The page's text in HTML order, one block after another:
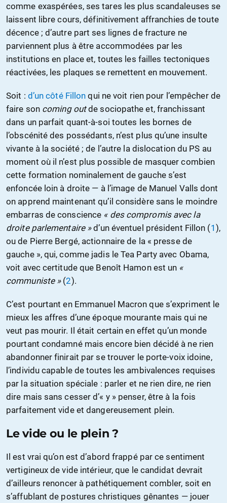
comme exaspérées, ses tares les plus scandaleuses se
laissent libre cours, définitivement affranchies de toute
décence ; d’autre part ses lignes de fracture ne
parviennent plus à être accommodées par les
institutions en place et, toutes les failles tectoniques
réactivées, les plaques se remettent en mouvement.
Soit : d’un côté Fillon qui ne voit rien pour l’empêcher de
faire son coming outde sociopathe et, franchissant
dans un parfait quant-à-soi toutes les bornes de
l’obscénité des possédants, n’est plus qu’une insulte
vivante à la société ; de l’autre la dislocation du PS au
moment où il n’est plus possible de masquer combien
cette formation nominalement de gauche s’est
enfoncée loin à droite — à l’image de Manuel Valls dont
on apprend maintenant qu’il considère sans le moindre
embarras de conscience « des compromis avec la
droite parlementaire »d’un éventuel président Fillon (1 ),
ou de Pierre Bergé, actionnaire de la « presse de
gauche », qui, comme jadis le Tea Party avec Obama,
voit avec certitude que Benoît Hamon est un «
communiste »(2).
C’est pourtant en Emmanuel Macron que s’expriment le
mieux les affres d’une époque mourante mais qui ne
veut pas mourir. Il était certain en effet qu’un monde
pourtant condamné mais encore bien décidé à ne rien
abandonner finirait par se trouver le porte-voix idoine,
l’individu capable de toutes les ambivalences requises
par la situation spéciale : parler et ne rien dire, ne rien
dire mais sans cesser d’« y » penser, être à la fois
parfaitement vide et dangereusement plein.
Le vide ou le plein ?
Il est vrai qu’on est d’abord frappé par ce sentiment
vertigineux de vide intérieur, que le candidat devrait
d’ailleurs renoncer à pathétiquement combler, soit en
s’affublant de postures christiques gênantes — jouer